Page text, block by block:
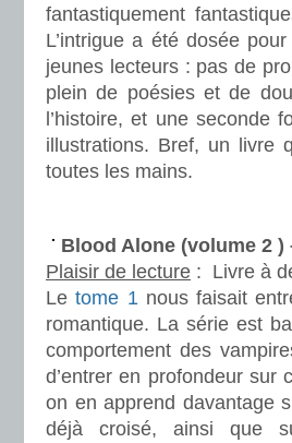
fantastiquement
L’intrigue a été dosée
jeunes lecteurs : pas de
plein de poésies et de
l’histoire, et une seconde
illustrations. Bref, un livre
toutes les mains.
Blood Alone (volume 2 )
Plaisir de lecture : Livre à
Letome 1nous faisait
romantique. La série est
comportement des
d’entrer en profondeur sur
on en apprend davantage
déjà croisé, ainsi que